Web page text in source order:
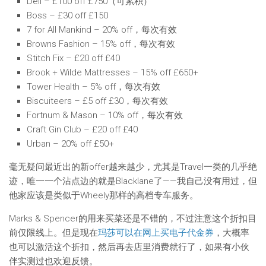
Boss – £30 off £150
7 for All Mankind – 20% off，每次有效
Browns Fashion – 15% off，每次有效
Stitch Fix – £20 off £40
Brook + Wilde Mattresses – 15% off £650+
Tower Health – 5% off，每次有效
Biscuiteers – £5 off £30，每次有效
Fortnum & Mason – 10% off，每次有效
Craft Gin Club – £20 off £40
Urban – 20% off £50+
毫无疑问最近出的新offer越来越少，尤其是Travel一类的几乎绝
迹，唯一一个沾点边的就是Blacklane了——我自己没有用过，但
他家应该是类似于Wheely那样的高档专车服务。
Marks & Spencer的用来买菜还是不错的，不过注意这个折扣目
前仅限线上。但是现在玛莎可以在网上买电子代金券 ，大概率
也可以激活这个折扣，然后再去店里消费就行了，如果有小伙
伴实测过也欢迎反馈。